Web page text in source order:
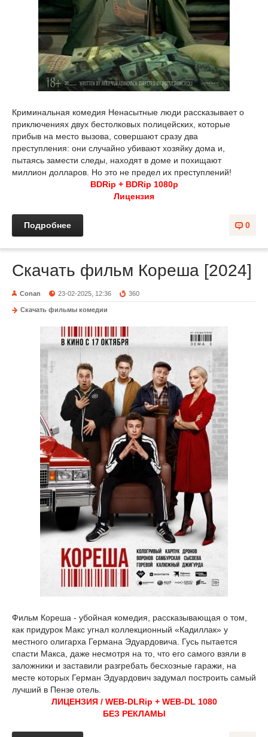
Криминальная комедия Ненасытные люди рассказывает о
приключениях двух бестолковых полицейских, которые
прибыв на место вызова, совершают сразу два
преступления: они случайно убивают хозяйку дома и,
пытаясь замести следы, находят в доме и похищают
миллион долларов. Но это не предел их преступлений!
BDRip + BDRip 1080p
Лицензия
0
Подробнее
Скачать фильм Кореша [2024]
Conan 23-02-2025, 12:36 360
Скачать фильмы комедии
Фильм Кореша - убойная комедия, рассказывающая о том,
как придурок Макс угнал коллекционный «Кадиллак» у
местного олигарха Германа Эдуардовича. Гусь пытается
спасти Макса, даже несмотря на то, что его самого взяли в
заложники и заставили разгребать бесхозные гаражи, на
месте которых Герман Эдуардович задумал построить самый
лучший в Пензе отель.
ЛИЦЕНЗИЯ / WEB-DLRip + WEB-DL 1080
БЕЗ РЕКЛАМЫ